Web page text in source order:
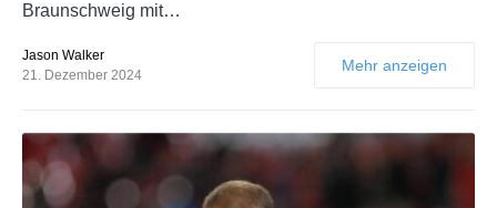
Braunschweig mit…
Jason Walker
21. Dezember 2024
Mehr anzeigen